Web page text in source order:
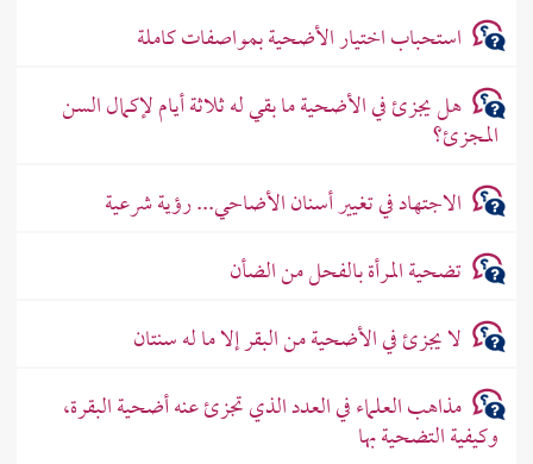
استحباب اختيار الأضحية بمواصفات كاملة
هل يجزئ في الأضحية ما بقي له ثلاثة أيام لإكمال السن
المجزئ؟
الاجتهاد في تغيير أسنان الأضاحي... رؤية شرعية
تضحية المرأة بالفحل من الضأن
لا يجزئ في الأضحية من البقر إلا ما له سنتان
مذاهب العلماء في العدد الذي تجزئ عنه أضحية البقرة،
وكيفية التضحية بها